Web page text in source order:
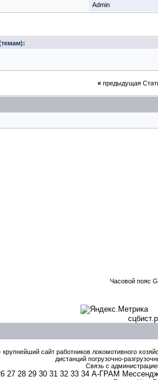
Admin
« предыдущая
Часовой пояс
сайт работников локомотивного
дистанций погрузочно-
Связь с
27 28 29 30 31 32 33 34 А-ГРАМ